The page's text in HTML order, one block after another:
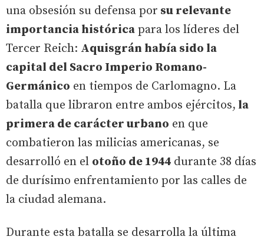
una obsesión su defensa por su relevante
importancia histórica para los líderes del
Tercer Reich: Aquisgrán había sido la
capital del Sacro Imperio Romano-
Germánico en tiempos de Carlomagno. La
batalla que libraron entre ambos ejércitos, la
primera de carácter urbano en que
combatieron las milicias americanas, se
desarrolló en el otoño de 1944 durante 38 días
de durísimo enfrentamiento por las calles de
la ciudad alemana.
Durante esta batalla se desarrolla la última